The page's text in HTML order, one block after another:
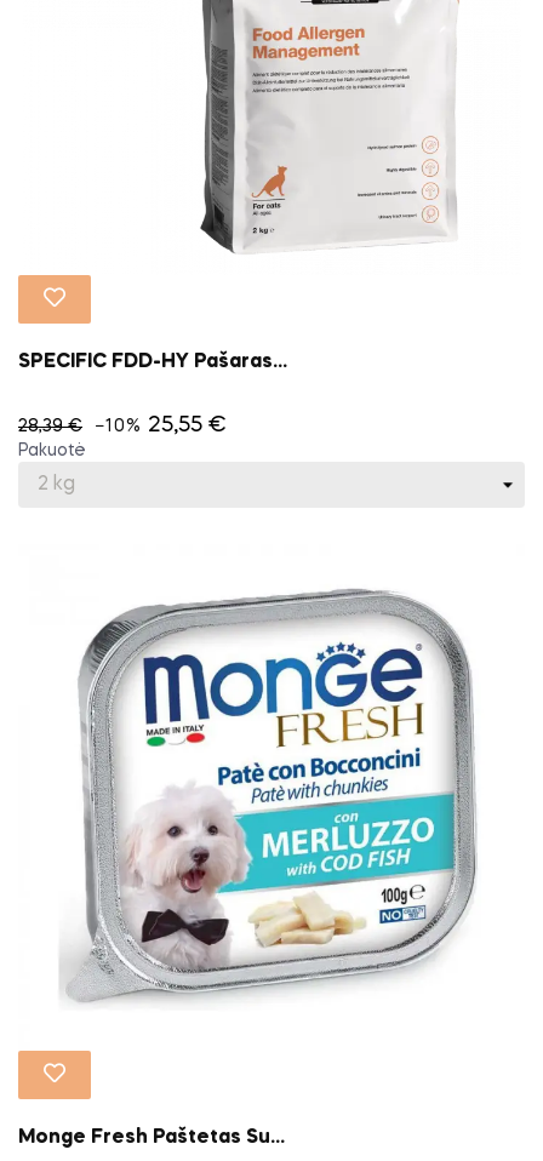
SPECIFIC FDD-HY Pašaras...
28,39 € −10% 25,55 €
Pakuotė
Monge Fresh Paštetas Su...